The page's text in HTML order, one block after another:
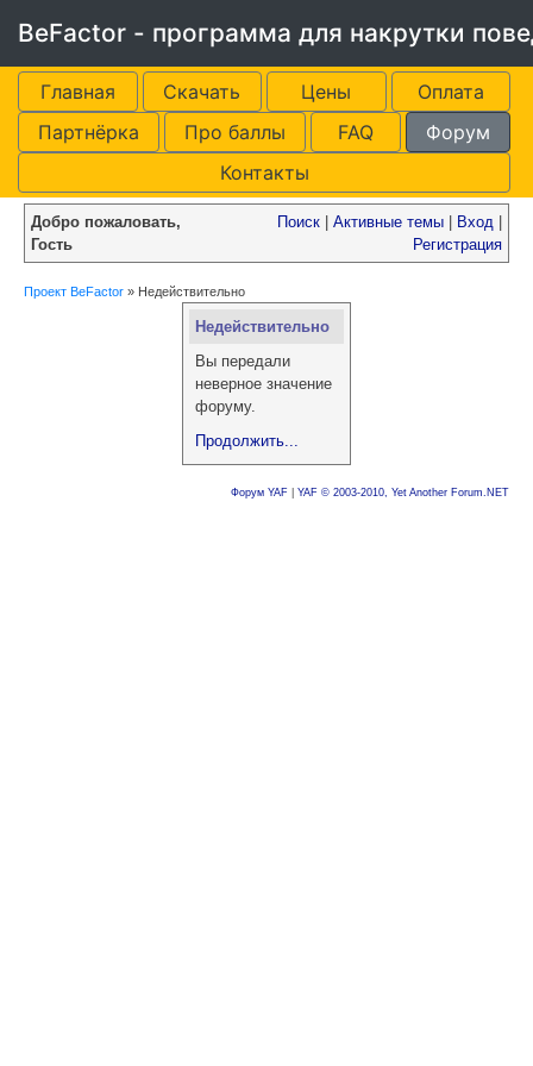
BeFactor - программа для накрутки
Главная Скачать Цены
Оплата
Партнёрка
Про баллы FAQ
Форум
Контакты
Добро пожаловать,
Гость
Поиск Активные темы Вход
Регистрация
Проект BeFactor » Недействительно
Недействительно
Вы передали
неверное значение
форуму.
Продолжить...
Форум YAF YAF © 2003-2010, Yet Another Forum.NET